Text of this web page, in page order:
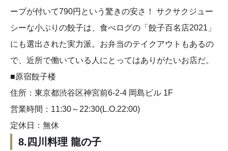
ープが付いて790円という驚きの安さ！ サクサクジュー
シーな小ぶりの餃子は、食べログの「餃子百名店2021」
にも選出された実力派。お弁当のテイクアウトもあるの
で、近所で働いている人にとってはありがたいお店だ。
■原宿餃子楼
住所：東京都渋谷区神宮前6-2-4 岡島ビル 1F
営業時間：11:30～22:30(L.O.22:00)
定休日：無休
8.四川料理 龍の子